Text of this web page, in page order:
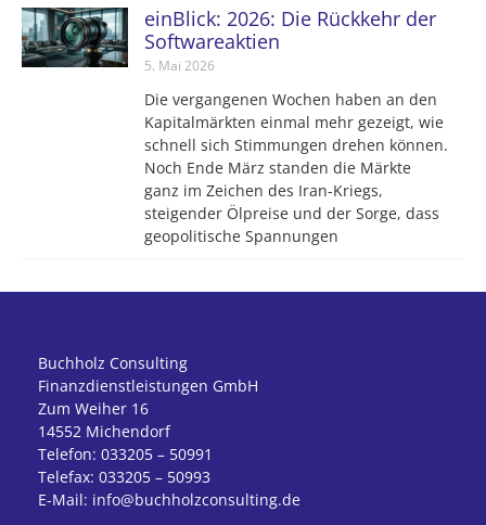
einBlick: 2026: Die Rückkehr der
Softwareaktien
5. Mai 2026
Die vergangenen Wochen haben an den
Kapitalmärkten einmal mehr gezeigt, wie
schnell sich Stimmungen drehen können.
Noch Ende März standen die Märkte
ganz im Zeichen des Iran-Kriegs,
steigender Ölpreise und der Sorge, dass
geopolitische Spannungen
Buchholz Consulting
Finanzdienstleistungen GmbH
Zum Weiher 16
14552 Michendorf
Telefon: 033205 – 50991
Telefax: 033205 – 50993
E-Mail: info@buchholzconsulting.de